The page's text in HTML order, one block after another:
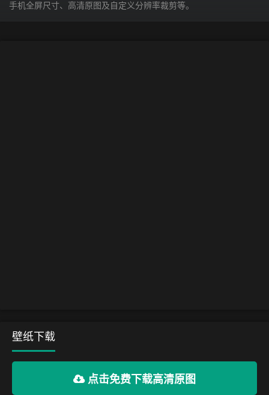
手机全屏尺寸、高清原图及自定义分辨率裁剪等。
壁纸下载
点击免费下载高清原图